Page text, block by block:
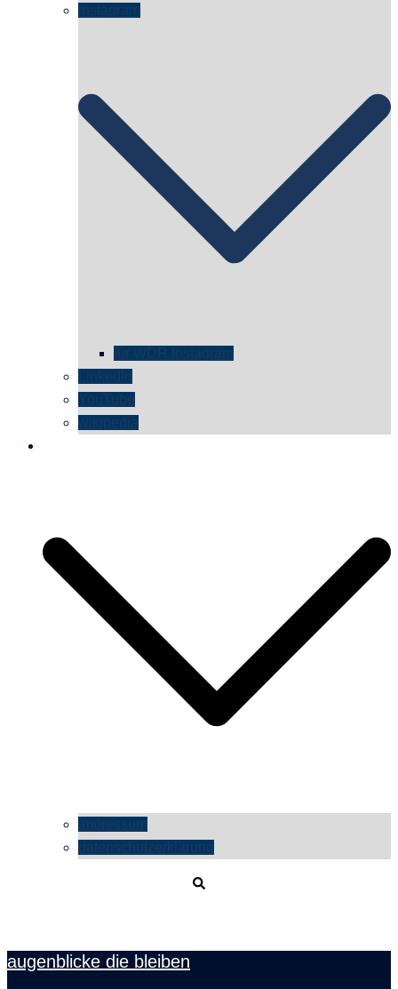
instagram
für WDR Instagram
LinkedIn
YouTube
wikipedia
impressum
datenschutzerklärung
augenblicke die bleiben